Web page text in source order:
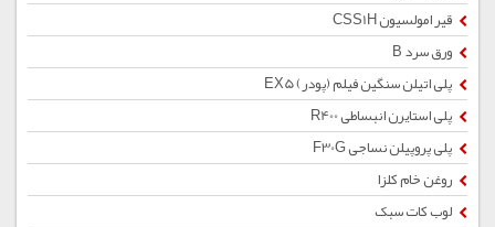
قیر امولسیون CSS1H
ورق سرد B
پلی اتیلن سنگین فیلم (پودر) EX5
پلی استایرن انبساطی R400
پلی پروپیلن نساجی F30G
روغن خام کلزا
لوب کات سبک